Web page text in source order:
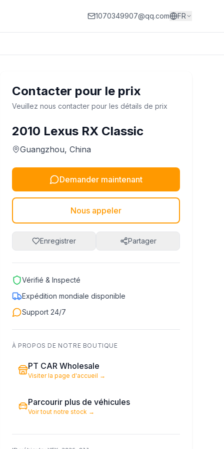
1070349907@qq.com FR
Contacter pour le prix
Veuillez nous contacter pour les détails de prix
2010 Lexus RX Classic
Guangzhou, China
Demander maintenant
Nous appeler
Enregistrer Partager
Vérifié & Inspecté
Expédition mondiale disponible
Support 24/7
À PROPOS DE NOTRE BOUTIQUE
PT CAR Wholesale
Visiter la page d'accueil →
Parcourir plus de véhicules
Voir tout notre stock →